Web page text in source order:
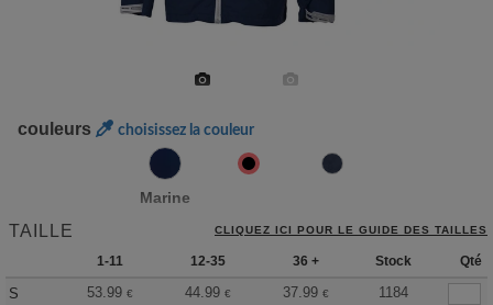
couleurs choisissez la couleur
Marine
TAILLE CLIQUEZ ICI POUR LE GUIDE DES TAILLES
1-11 12-35 36 + Stock Qté
S 53.99 € 44.99 € 37.99 €
1184